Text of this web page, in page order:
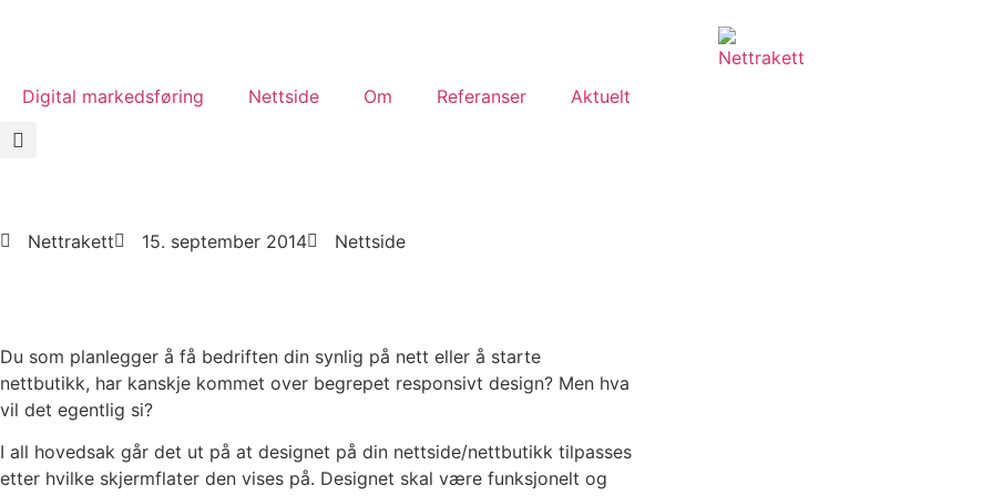
Digital markedsføring Nettside Om Referanser Aktuelt
Nettrakett 15. september 2014 Nettside
Du som planlegger å få bedriften din synlig på nett eller å starte
nettbutikk, har kanskje kommet over begrepet responsivt design? Men hva
vil det egentlig si?
I all hovedsak går det ut på at designet på din nettside/nettbutikk tilpasses
etter hvilke skjermflater den vises på. Designet skal være funksjonelt og